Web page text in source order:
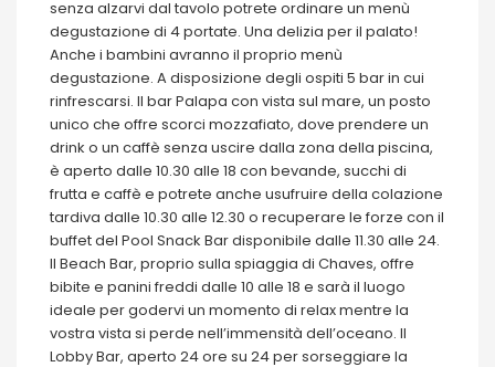
senza alzarvi dal tavolo potrete ordinare un menù
degustazione di 4 portate. Una delizia per il palato!
Anche i bambini avranno il proprio menù
degustazione. A disposizione degli ospiti 5 bar in cui
rinfrescarsi. Il bar Palapa con vista sul mare, un posto
unico che offre scorci mozzafiato, dove prendere un
drink o un caffè senza uscire dalla zona della piscina,
è aperto dalle 10.30 alle 18 con bevande, succhi di
frutta e caffè e potrete anche usufruire della colazione
tardiva dalle 10.30 alle 12.30 o recuperare le forze con il
buffet del Pool Snack Bar disponibile dalle 11.30 alle 24.
Il Beach Bar, proprio sulla spiaggia di Chaves, offre
bibite e panini freddi dalle 10 alle 18 e sarà il luogo
ideale per godervi un momento di relax mentre la
vostra vista si perde nell’immensità dell’oceano. Il
Lobby Bar, aperto 24 ore su 24 per sorseggiare la